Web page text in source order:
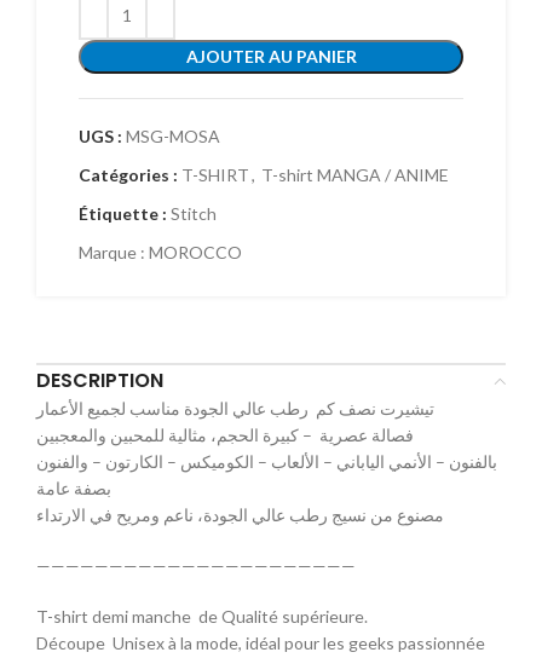
AJOUTER AU PANIER
UGS : MSG-MOSA
Catégories : T-SHIRT, T-shirt MANGA / ANIME
Étiquette : Stitch
Marque : MOROCCO
DESCRIPTION
تيشيرت نصف كم رطب عالي الجودة مناسب لجميع الأعمار
فصالة عصرية – كبيرة الحجم، مثالية للمحبين والمعجبين
بالفنون – الأنمي الياباني – الألعاب – الكوميكس – الكارتون – والفنون
بصفة عامة
مصنوع من نسيج رطب عالي الجودة، ناعم ومريح في الارتداء
——————————————————————
T-shirt demi manche de Qualité supérieure.
Découpe Unisex à la mode, idéal pour les geeks passionnée